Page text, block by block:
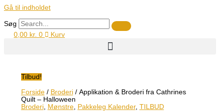
Gå til indholdet
Søg
0,00 kr. 0 Kurv
Tilbud!
Forside/ Broderi/ Applikation & Broderi fra Cathrines
Quilt – Halloween
Broderi, Mønstre, Pakkeleg Kalender, TILBUD